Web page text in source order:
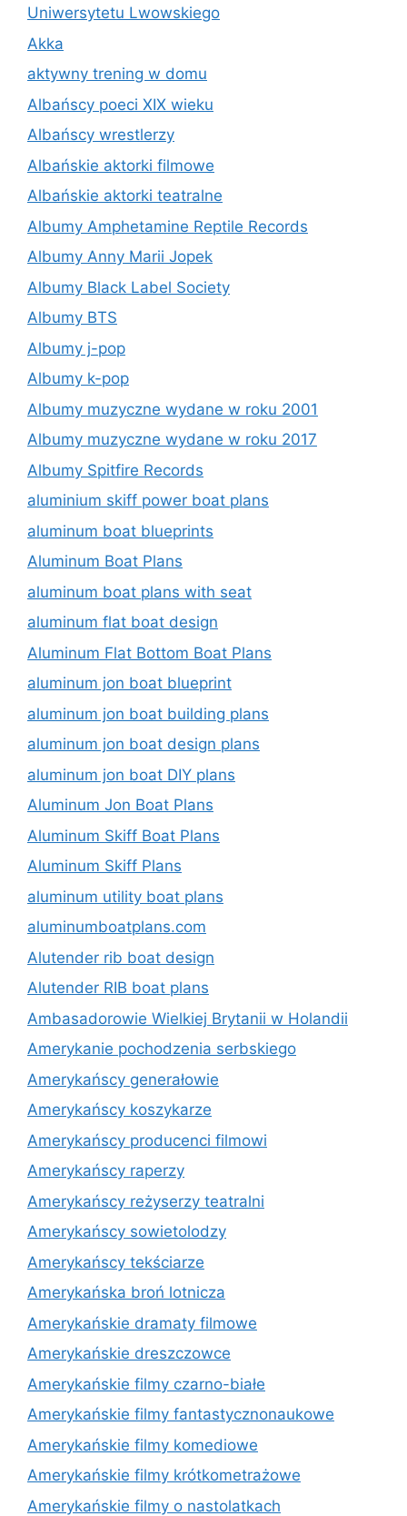
Uniwersytetu Lwowskiego
Akka
aktywny trening w domu
Albańscy poeci XIX wieku
Albańscy wrestlerzy
Albańskie aktorki filmowe
Albańskie aktorki teatralne
Albumy Amphetamine Reptile Records
Albumy Anny Marii Jopek
Albumy Black Label Society
Albumy BTS
Albumy j-pop
Albumy k-pop
Albumy muzyczne wydane w roku 2001
Albumy muzyczne wydane w roku 2017
Albumy Spitfire Records
aluminium skiff power boat plans
aluminum boat blueprints
Aluminum Boat Plans
aluminum boat plans with seat
aluminum flat boat design
Aluminum Flat Bottom Boat Plans
aluminum jon boat blueprint
aluminum jon boat building plans
aluminum jon boat design plans
aluminum jon boat DIY plans
Aluminum Jon Boat Plans
Aluminum Skiff Boat Plans
Aluminum Skiff Plans
aluminum utility boat plans
aluminumboatplans.com
Alutender rib boat design
Alutender RIB boat plans
Ambasadorowie Wielkiej Brytanii w Holandii
Amerykanie pochodzenia serbskiego
Amerykańscy generałowie
Amerykańscy koszykarze
Amerykańscy producenci filmowi
Amerykańscy raperzy
Amerykańscy reżyserzy teatralni
Amerykańscy sowietolodzy
Amerykańscy tekściarze
Amerykańska broń lotnicza
Amerykańskie dramaty filmowe
Amerykańskie dreszczowce
Amerykańskie filmy czarno-białe
Amerykańskie filmy fantastycznonaukowe
Amerykańskie filmy komediowe
Amerykańskie filmy krótkometrażowe
Amerykańskie filmy o nastolatkach